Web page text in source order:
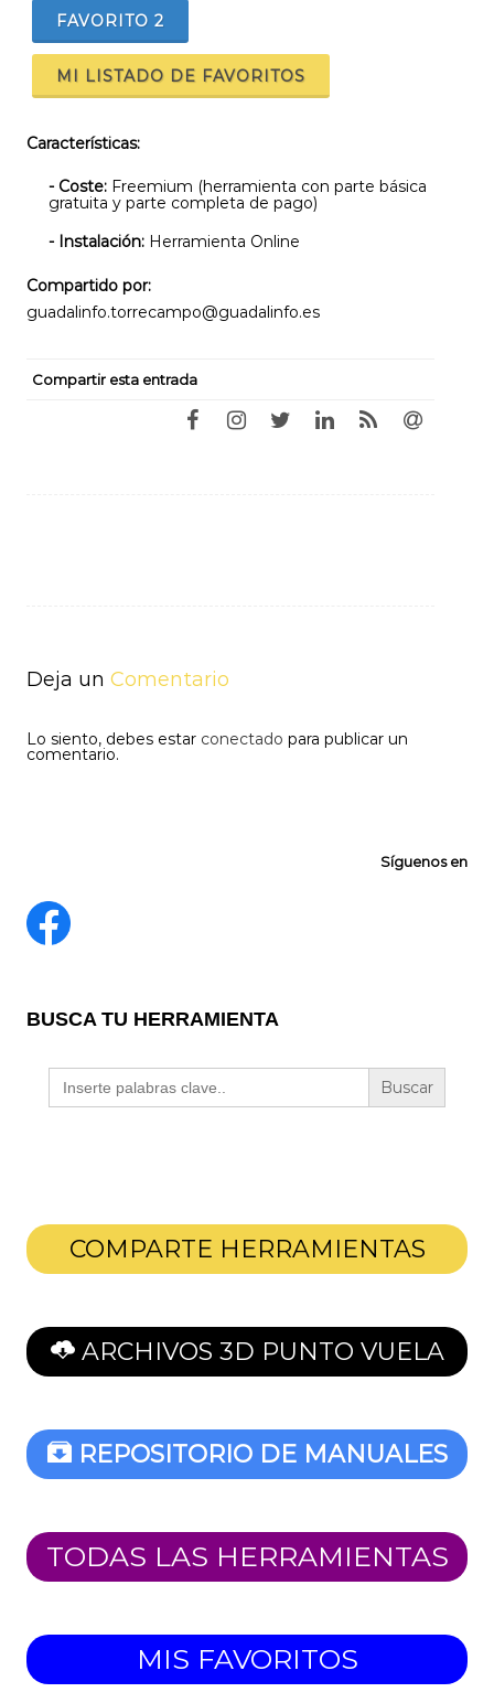
FAVORITO 2
MI LISTADO DE FAVORITOS
Características:
- Coste: Freemium (herramienta con parte básica
gratuita y parte completa de pago)
- Instalación: Herramienta Online
Compartido por:
guadalinfo.torrecampo@guadalinfo.es
Compartir esta entrada
Deja un Comentario
Lo siento, debes estar conectado para publicar un
comentario.
Síguenos en
BUSCA TU HERRAMIENTA
Buscar:
COMPARTE HERRAMIENTAS
ARCHIVOS 3D PUNTO VUELA
REPOSITORIO DE MANUALES
TODAS LAS HERRAMIENTAS
MIS FAVORITOS